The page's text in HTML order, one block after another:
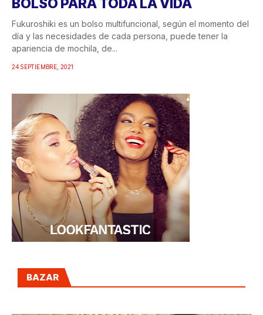
BOLSO PARA TODA LA VIDA
Fukuroshiki es un bolso multifuncional, según el momento del
día y las necesidades de cada persona, puede tener la
apariencia de mochila, de...
24 SEPTIEMBRE, 2021
BAZAR